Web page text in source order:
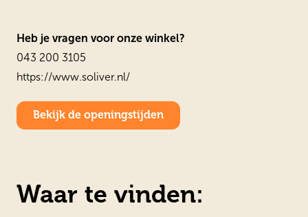
Heb je vragen voor onze winkel?
043 200 3105
https://www.soliver.nl/
Bekijk de openingstijden
Waar te vinden: